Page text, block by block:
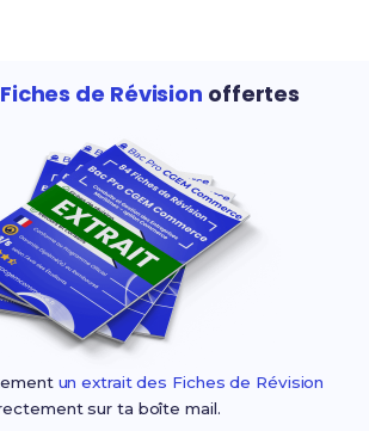
Fiches de Révision offertes
un extrait des Fiches de Révision
sur ta boîte mail.